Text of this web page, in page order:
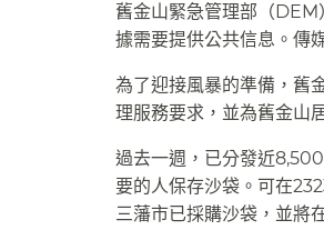
舊金山緊急管理部（
據需要提供公共信息。傳
為了迎接風暴的準備，舊
理服務要求，並為舊金山
過去一週，已分發近
要的人保存沙袋。可在
三藩市已採購沙袋，並將